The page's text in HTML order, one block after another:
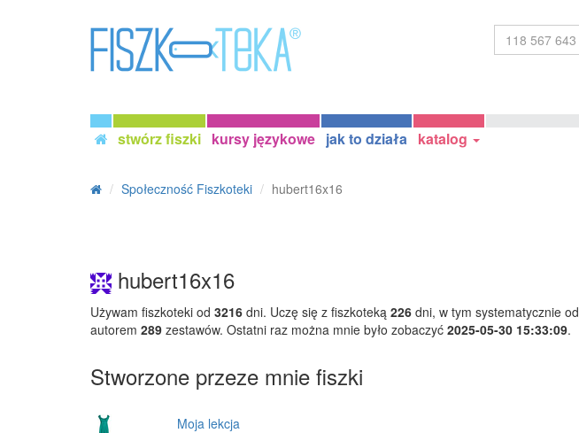
stwórz fiszki kursy językowe jak to działa katalog
Społeczność Fiszkoteki hubert16x16
hubert16x16
Używam fiszkoteki od 3216 dni. Uczę się z fiszkoteką 226 dni, w tym systematycznie od
autorem 289 zestawów. Ostatni raz można mnie było zobaczyć 2025-05-30 15:33:09.
Stworzone przeze mnie fiszki
Moja lekcja